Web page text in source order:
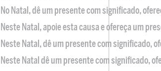
No Natal, dê um presente com significado,
Neste Natal, apoie esta causa e ofereça um
Neste Natal, dê um presente com significado,
Neste Natal dê um presente com significado,